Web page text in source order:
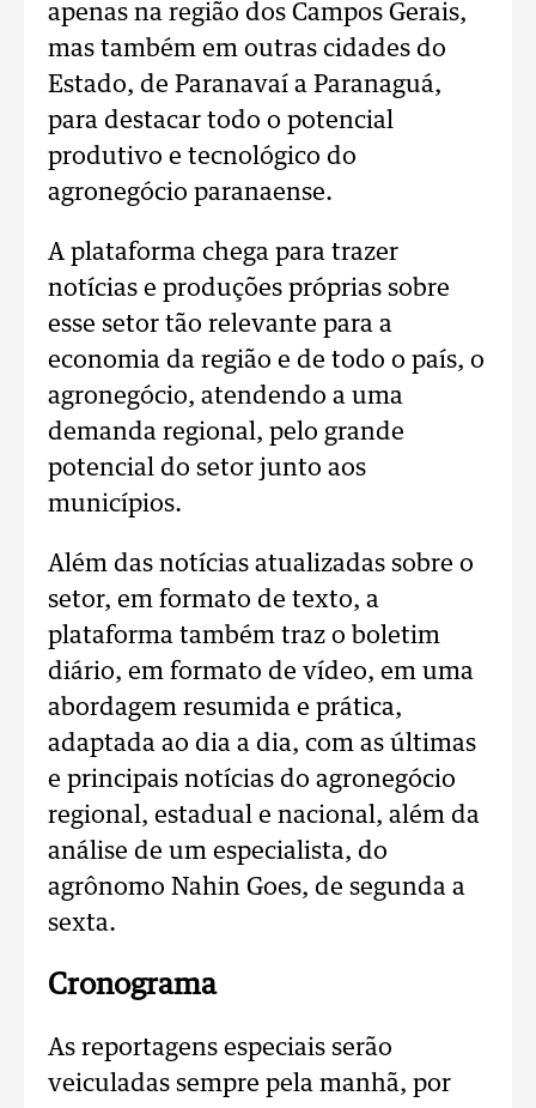
apenas na região dos Campos Gerais,
mas também em outras cidades do
Estado, de Paranavaí a Paranaguá,
para destacar todo o potencial
produtivo e tecnológico do
agronegócio paranaense.
A plataforma chega para trazer
notícias e produções próprias sobre
esse setor tão relevante para a
economia da região e de todo o país, o
agronegócio, atendendo a uma
demanda regional, pelo grande
potencial do setor junto aos
municípios.
Além das notícias atualizadas sobre o
setor, em formato de texto, a
plataforma também traz o boletim
diário, em formato de vídeo, em uma
abordagem resumida e prática,
adaptada ao dia a dia, com as últimas
e principais notícias do agronegócio
regional, estadual e nacional, além da
análise de um especialista, do
agrônomo Nahin Goes, de segunda a
sexta.
Cronograma
As reportagens especiais serão
veiculadas sempre pela manhã, por